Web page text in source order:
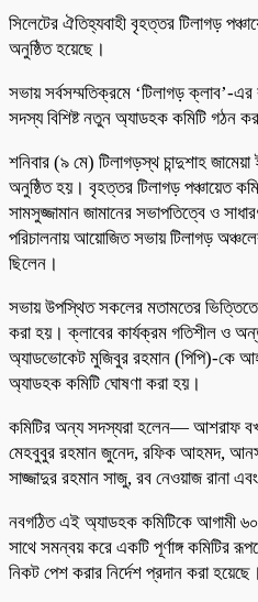
সিলেটের ঐতিহ্যবাহী বৃহত্তর টিলাগড়
অনুষ্ঠিত হয়েছে।
সভায় সর্বসম্মতিক্রমে ‘টিলাগড় ক্লাব’-এর
সদস্য বিশিষ্ট নতুন অ্যাডহক কমিটি গঠন
শনিবার (৯ মে) টিলাগড়স্থ চান্দুশাহ
অনুষ্ঠিত হয়। বৃহত্তর টিলাগড় পঞ্চায়েত
সামসুজ্জামান জামানের সভাপতিত্বে ও
পরিচালনায় আয়োজিত সভায় টিলাগড়
ছিলেন।
সভায় উপস্থিত সকলের মতামতের ভিত্তিতে
করা হয়। ক্লাবের কার্যক্রম গতিশীল ও
অ্যাডভোকেট মুজিবুর রহমান (পিপি)-কে
অ্যাডহক কমিটি ঘোষণা করা হয়।
কমিটির অন্য সদস্যরা হলেন— আশরাফ
মেহবুবুর রহমান জুনেদ, রফিক আহমদ,
সাজ্জাদুর রহমান সাজু, রব নেওয়াজ রানা
নবগঠিত এই অ্যাডহক কমিটিকে আগামী ৬০
সাথে সমন্বয় করে একটি পূর্ণাঙ্গ কমিটির
নিকট পেশ করার নির্দেশ প্রদান করা হয়েছে।